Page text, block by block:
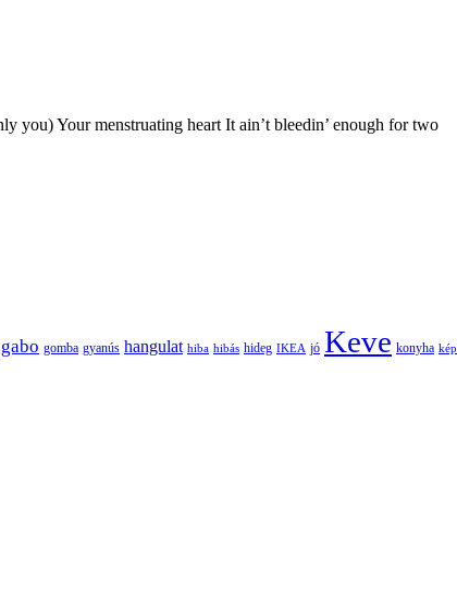
you) Your menstruating heart It ain’t bleedin’ enough for two
gabo gomba gyanús hangulat hiba hibás hideg IKEA jó Keve konyha kép